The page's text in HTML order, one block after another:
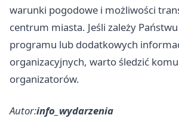
warunki pogodowe i możliwości
centrum miasta. Jeśli zależy
programu lub dodatkowych
organizacyjnych, warto śledzić
organizatorów.
Autor:info_wydarzenia